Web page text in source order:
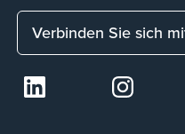
Verbinden Sie sich